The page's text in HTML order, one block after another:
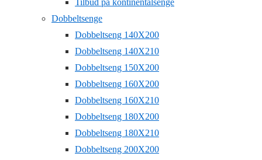
Tilbud på kontinentalsenge
Dobbeltsenge
Dobbeltseng 140X200
Dobbeltseng 140X210
Dobbeltseng 150X200
Dobbeltseng 160X200
Dobbeltseng 160X210
Dobbeltseng 180X200
Dobbeltseng 180X210
Dobbeltseng 200X200